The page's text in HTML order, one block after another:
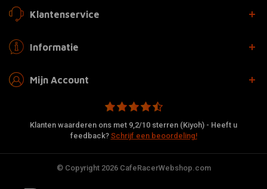
Klantenservice
Informatie
Mijn Account
Klanten waarderen ons met 9,2/10 sterren (Kiyoh) - Heeft u
feedback? Schrijf een beoordeling!
© Copyright 2026 CafeRacerWebshop.com